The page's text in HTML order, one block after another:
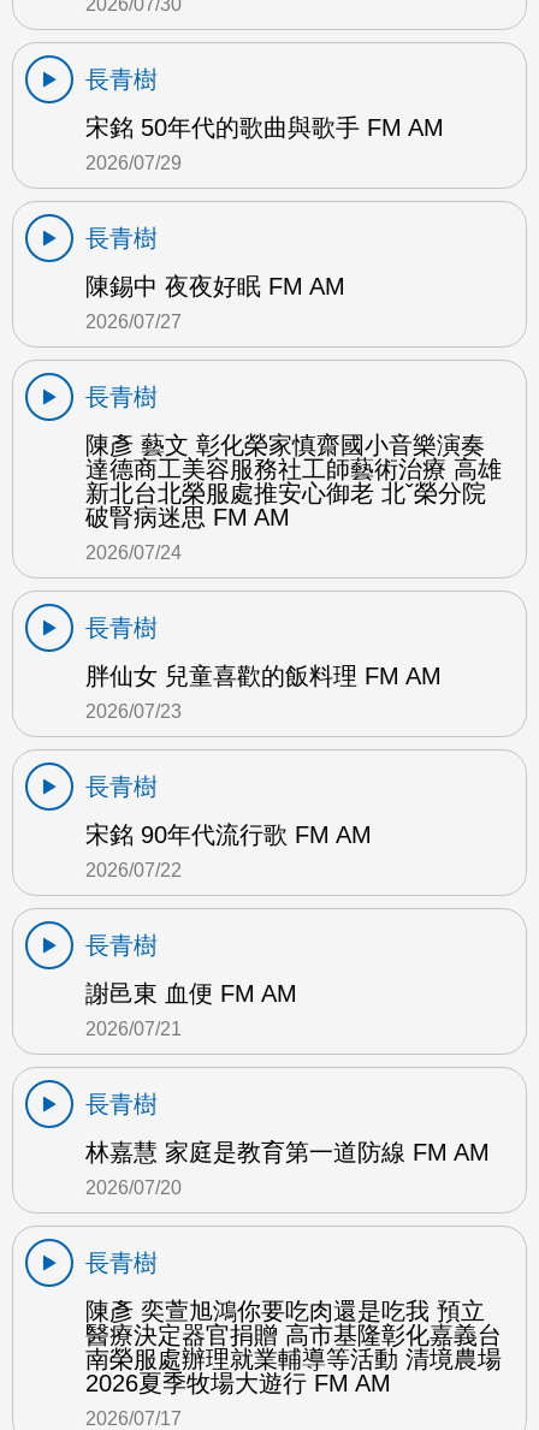
2026/07/30
長青樹
宋銘 50年代的歌曲與歌手 FM AM
2026/07/29
長青樹
陳錫中 夜夜好眠 FM AM
2026/07/27
長青樹
陳彥 藝文 彰化榮家慎齋國小音樂演奏
達德商工美容服務社工師藝術治療 高雄
新北台北榮服處推安心御老 北ˇ榮分院
破腎病迷思 FM AM
2026/07/24
長青樹
胖仙女 兒童喜歡的飯料理 FM AM
2026/07/23
長青樹
宋銘 90年代流行歌 FM AM
2026/07/22
長青樹
謝邑東 血便 FM AM
2026/07/21
長青樹
林嘉慧 家庭是教育第一道防線 FM AM
2026/07/20
長青樹
陳彥 奕萱旭鴻你要吃肉還是吃我 預立
醫療決定器官捐贈 高市基隆彰化嘉義台
南榮服處辦理就業輔導等活動 清境農場
2026夏季牧場大遊行 FM AM
2026/07/17